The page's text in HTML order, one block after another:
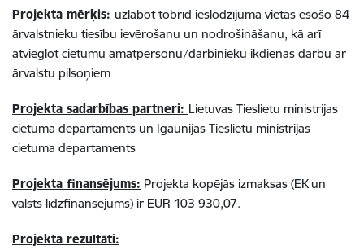
Projekta mērķis: uzlabot tobrīd ieslodzījuma vietās esošo 84
ārvalstnieku tiesību ievērošanu un nodrošināšanu, kā arī
atvieglot cietumu amatpersonu/darbinieku ikdienas darbu ar
ārvalstu pilsoņiem
Projekta sadarbības partneri: Lietuvas Tieslietu ministrijas
cietuma departaments un Igaunijas Tieslietu ministrijas
cietuma departaments
Projekta finansējums: Projekta kopējās izmaksas (EK un
valsts līdzfinansējums) ir EUR 103 930,07.
Projekta rezultāti: